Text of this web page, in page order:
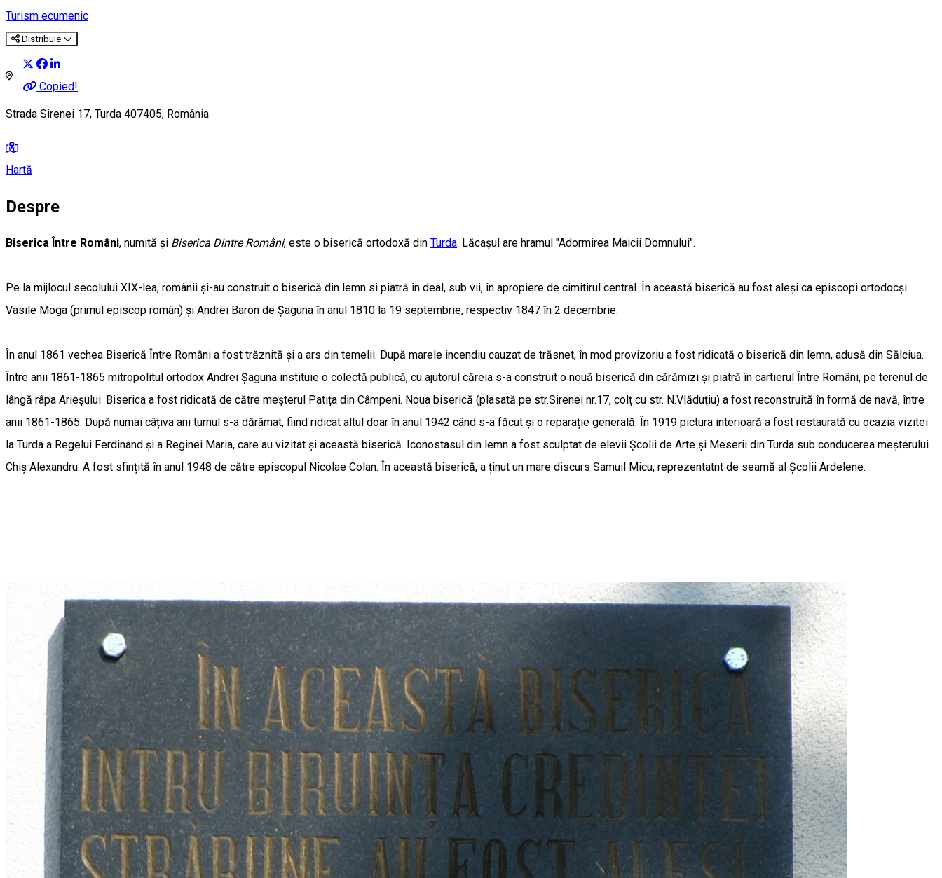
Turism ecumenic
Distribuie
Copied!
Strada Sirenei 17, Turda 407405, România
Hartă
Despre
Biserica Între Români, numită și Biserica Dintre Români, este o biserică ortodoxă din Turda. Lăcașul are hramul "Adormirea Maicii Domnului".
Pe la mijlocul secolului XIX-lea, românii și-au construit o biserică din lemn si piatră în deal, sub vii, în apropiere de cimitirul central. În această biserică au fost aleși ca episcopi ortodocși
Vasile Moga (primul episcop român) și Andrei Baron de Șaguna în anul 1810 la 19 septembrie, respectiv 1847 în 2 decembrie.
În anul 1861 vechea Biserică Între Români a fost trăznită și a ars din temelii. După marele incendiu cauzat de trăsnet, în mod provizoriu a fost ridicată o biserică din lemn, adusă din Sălciua.
Între anii 1861-1865 mitropolitul ortodox Andrei Șaguna instituie o colectă publică, cu ajutorul căreia s-a construit o nouă biserică din cărămizi și piatră în cartierul Între Români, pe terenul de
lângă râpa Arieșului. Biserica a fost ridicată de către meșterul Patița din Câmpeni. Noua biserică (plasată pe str.Sirenei nr.17, colț cu str. N.Vlăduțiu) a fost reconstruită în formă de navă, între
anii 1861-1865. După numai câțiva ani turnul s-a dărâmat, fiind ridicat altul doar în anul 1942 când s-a făcut și o reparație generală. În 1919 pictura interioară a fost restaurată cu ocazia vizitei
la Turda a Regelui Ferdinand și a Reginei Maria, care au vizitat și această biserică. Iconostasul din lemn a fost sculptat de elevii Școlii de Arte și Meserii din Turda sub conducerea meșterului
Chiș Alexandru. A fost sfințită în anul 1948 de către episcopul Nicolae Colan. În această biserică, a ținut un mare discurs Samuil Micu, reprezentatnt de seamă al Școlii Ardelene.